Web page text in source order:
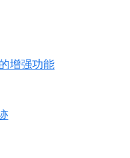
增强功能